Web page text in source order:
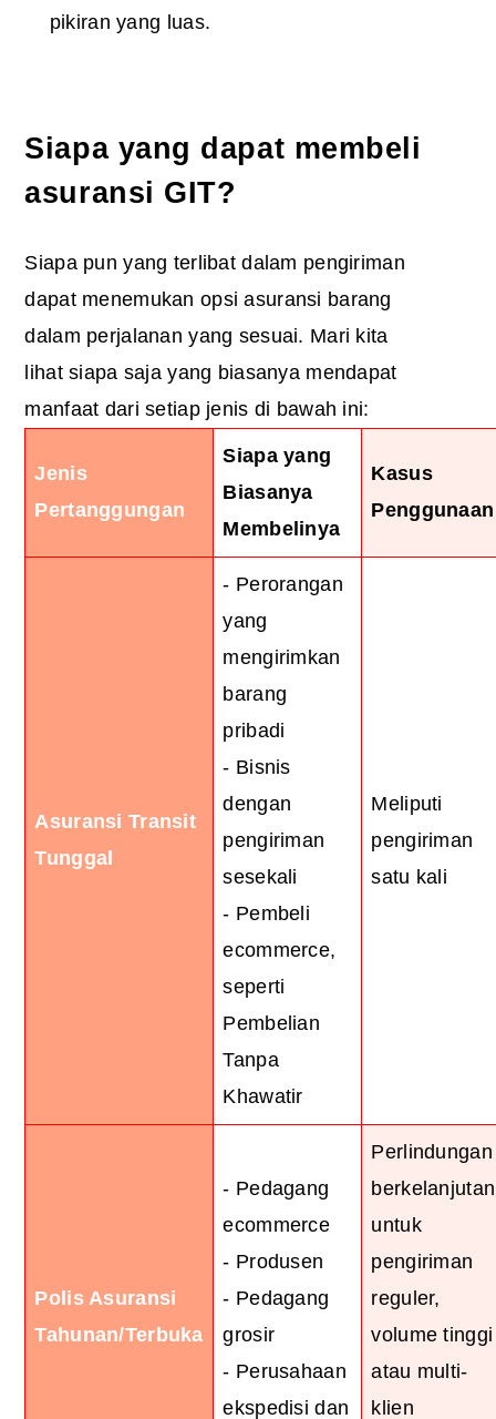
pikiran yang luas.
Siapa yang dapat membeli
asuransi GIT?
Siapa pun yang terlibat dalam pengiriman
dapat menemukan opsi asuransi barang
dalam perjalanan yang sesuai. Mari kita
lihat siapa saja yang biasanya mendapat
manfaat dari setiap jenis di bawah ini:
Jenis
Pertanggungan
Siapa yang
Biasanya
Membelinya
Kasus
Penggunaan
Asuransi Transit
Tunggal
- Perorangan
yang
mengirimkan
barang
pribadi
- Bisnis
dengan
pengiriman
sesekali
- Pembeli
ecommerce,
seperti
Pembelian
Tanpa
Khawatir
Meliputi
pengiriman
satu kali
Polis Asuransi
Tahunan/Terbuka
- Pedagang
ecommerce
- Produsen
- Pedagang
grosir
- Perusahaan
ekspedisi dan
Perlindungan
berkelanjutan
untuk
pengiriman
reguler,
volume tinggi
atau multi-
klien